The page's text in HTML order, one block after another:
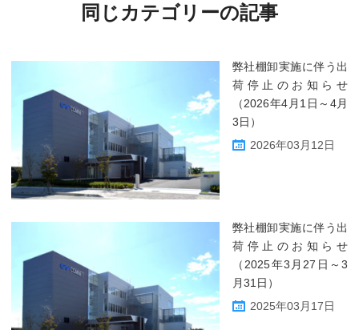
同じカテゴリーの記事
弊社棚卸実施に伴う出
荷停止のお知らせ
（2026年4月1日～4月
3日）
2026年03月12日
弊社棚卸実施に伴う出
荷停止のお知らせ
（2025年3月27日～3
月31日）
2025年03月17日